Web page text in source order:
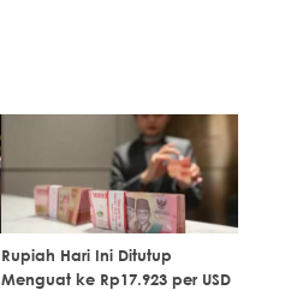
Rupiah Hari Ini Ditutup
Menguat ke Rp17.923 per USD